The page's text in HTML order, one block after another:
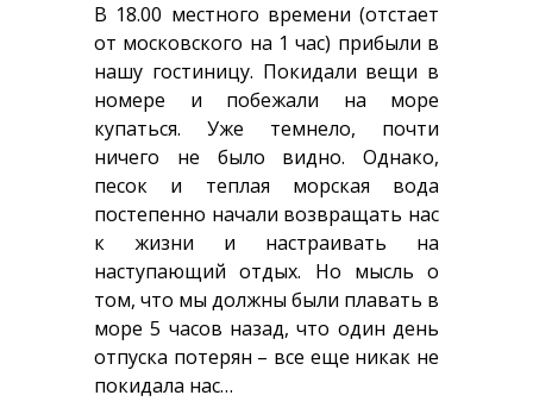
В 18.00 местного времени (отстает
от московского на 1 час) прибыли в
нашу гостиницу. Покидали вещи в
номере и побежали на море
купаться. Уже темнело, почти
ничего не было видно. Однако,
песок и теплая морская вода
постепенно начали возвращать нас
к жизни и настраивать на
наступающий отдых. Но мысль о
том, что мы должны были плавать в
море 5 часов назад, что один день
отпуска потерян – все еще никак не
покидала нас…